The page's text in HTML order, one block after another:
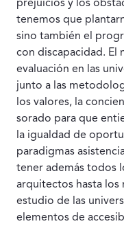
prejuicios y los
tenemos que
sino también el
con discapacidad. El
evaluación en las
junto a las
los valores, la
sorado para que
la igualdad de
paradigmas
tener además todos
arquitectos hasta los
estudio de las
elementos de